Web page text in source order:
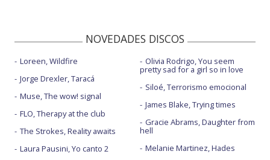
NOVEDADES DISCOS
Loreen, Wildfire
Jorge Drexler, Taracá
Muse, The wow! signal
FLO, Therapy at the club
The Strokes, Reality awaits
Laura Pausini, Yo canto 2
Olivia Rodrigo, You seem
pretty sad for a girl so in love
Siloé, Terrorismo emocional
James Blake, Trying times
Gracie Abrams, Daughter from
hell
Melanie Martinez, Hades